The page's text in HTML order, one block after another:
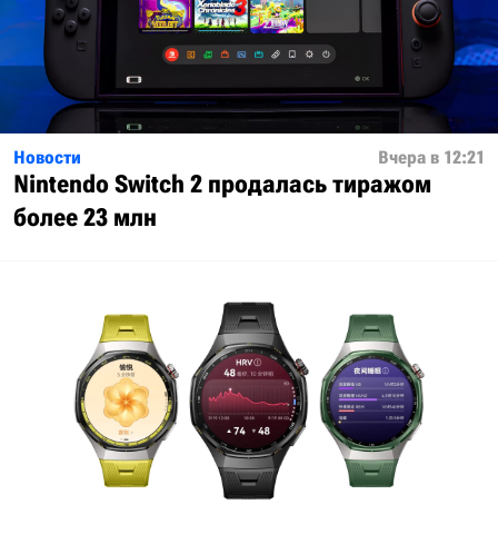
Новости Вчера в 12:21
Nintendo Switch 2 продалась тиражом
более 23 млн